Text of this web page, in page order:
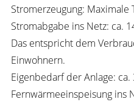
Stromerzeugung:
Stromabgabe ins Netz: ca.
Das entspricht dem
Einwohnern.
Eigenbedarf der Anlage: ca.
Fernwärmeeinspeisung ins